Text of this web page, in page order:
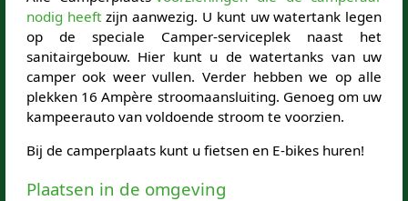
nodig heeftzijn aanwezig. U kunt uw watertank legen
op de speciale Camper-serviceplek naast het
sanitairgebouw. Hier kunt u de watertanks van uw
camper ook weer vullen. Verder hebben we op alle
plekken 16 Ampère stroomaansluiting. Genoeg om uw
kampeerauto van voldoende stroom te voorzien.
Bij de camperplaats kunt u fietsen en E-bikes huren!
Plaatsen in de omgeving